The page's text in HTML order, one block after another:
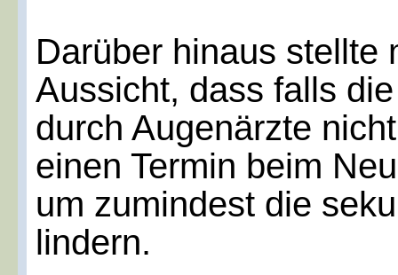
Darüber hinaus stellte
Aussicht, dass falls
durch Augenärzte
einen Termin beim
um zumindest die
lindern.